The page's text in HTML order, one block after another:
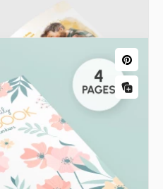
imprimible de Libro
portadas
fondos y